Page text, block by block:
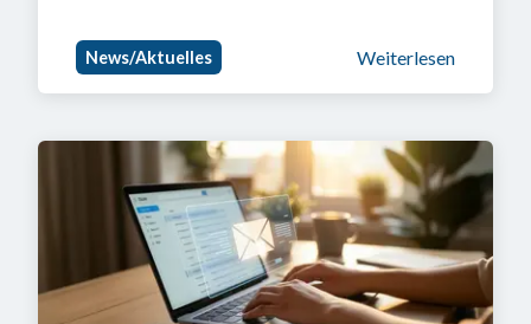
News/Aktuelles Weiterlesen